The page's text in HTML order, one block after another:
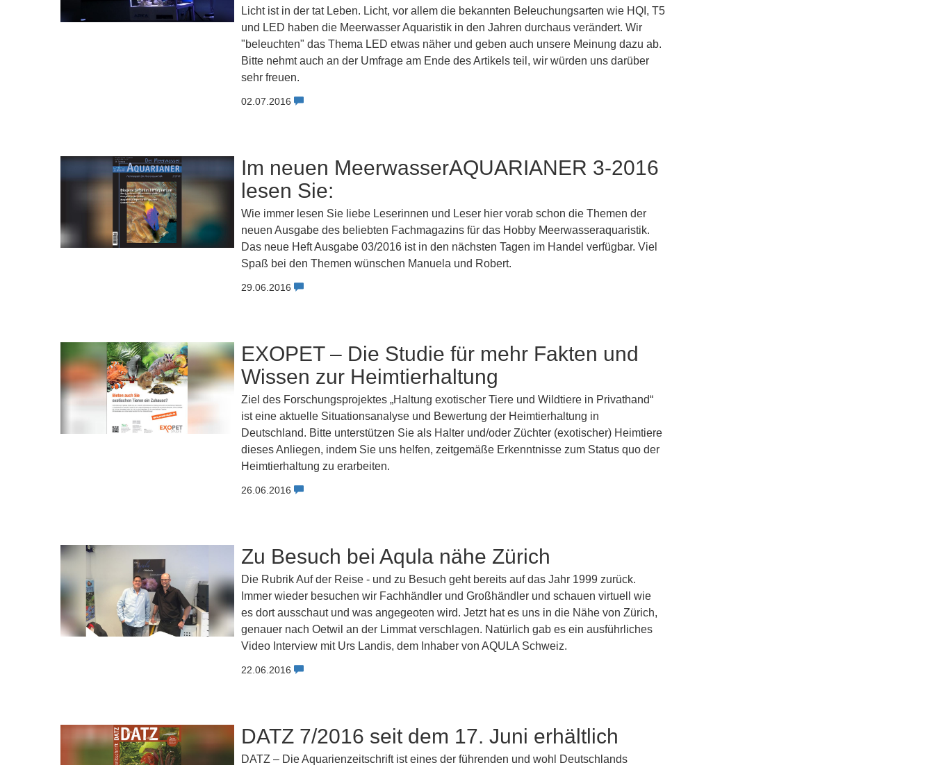
Licht ist in der tat Leben. Licht, vor allem die bekannten Beleuchungsarten wie HQI, T5
und LED haben die Meerwasser Aquaristik in den Jahren durchaus verändert. Wir
"beleuchten" das Thema LED etwas näher und geben auch unsere Meinung dazu ab.
Bitte nehmt auch an der Umfrage am Ende des Artikels teil, wir würden uns darüber
sehr freuen.
02.07.2016
Im neuen MeerwasserAQUARIANER 3-2016
lesen Sie:
Wie immer lesen Sie liebe Leserinnen und Leser hier vorab schon die Themen der
neuen Ausgabe des beliebten Fachmagazins für das Hobby Meerwasseraquaristik.
Das neue Heft Ausgabe 03/2016 ist in den nächsten Tagen im Handel verfügbar. Viel
Spaß bei den Themen wünschen Manuela und Robert.
29.06.2016
EXOPET – Die Studie für mehr Fakten und
Wissen zur Heimtierhaltung
Ziel des Forschungsprojektes „Haltung exotischer Tiere und Wildtiere in Privathand“
ist eine aktuelle Situationsanalyse und Bewertung der Heimtierhaltung in
Deutschland. Bitte unterstützen Sie als Halter und/oder Züchter (exotischer) Heimtiere
dieses Anliegen, indem Sie uns helfen, zeitgemäße Erkenntnisse zum Status quo der
Heimtierhaltung zu erarbeiten.
26.06.2016
Zu Besuch bei Aqula nähe Zürich
Die Rubrik Auf der Reise - und zu Besuch geht bereits auf das Jahr 1999 zurück.
Immer wieder besuchen wir Fachhändler und Großhändler und schauen virtuell wie
es dort ausschaut und was angegeoten wird. Jetzt hat es uns in die Nähe von Zürich,
genauer nach Oetwil an der Limmat verschlagen. Natürlich gab es ein ausführliches
Video Interview mit Urs Landis, dem Inhaber von AQULA Schweiz.
22.06.2016
DATZ 7/2016 seit dem 17. Juni erhältlich
DATZ – Die Aquarienzeitschrift ist eines der führenden und wohl Deutschlands